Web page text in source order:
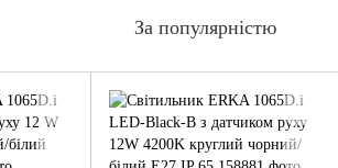
За популярністю